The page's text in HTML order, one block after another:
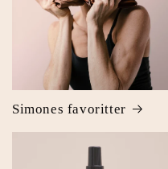
Simones favoritter